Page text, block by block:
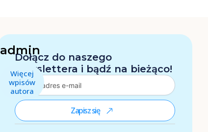
Dołącz do naszego
newslettera i bądź na bieżąco!
Zapisz się
admin
Więcej
wpisów
autora